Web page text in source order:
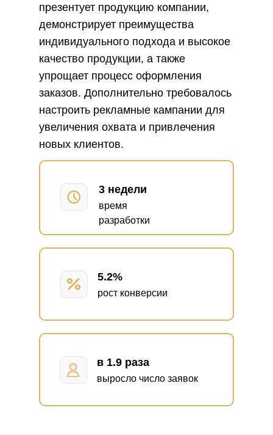
презентует продукцию компании,
демонстрирует преимущества
индивидуального подхода и высокое
качество продукции, а также
упрощает процесс оформления
заказов. Дополнительно требовалось
настроить рекламные кампании для
увеличения охвата и привлечения
новых клиентов.
3 недели
время
разработки
5.2%
рост конверсии
в 1.9 раза
выросло число заявок